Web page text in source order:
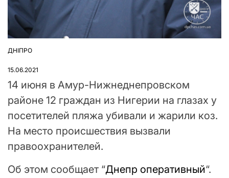
ОПУБЛІКУВАТИ
ДНІПРО
15.06.2021
14 июня в Амур-Нижнеднепровском
районе 12 граждан из Нигерии на глазах у
посетителей пляжа убивали и жарили коз.
На место происшествия вызвали
правоохранителей.
Об этом сообщает “Днепр оперативный“.